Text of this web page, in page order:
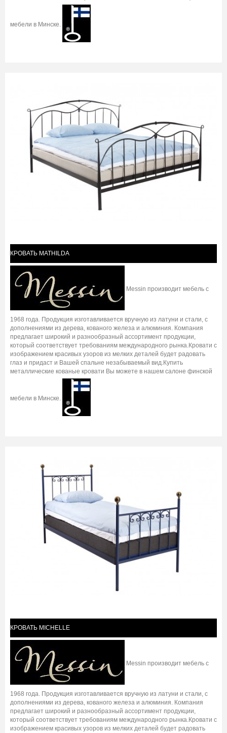
мебели в Минске.
КРОВАТЬ MATHILDA
Messin производит мебель с
1968 года. Продукция изготавливается вручную из латуни и стали, с
дополнениями из дерева, кованого железа и алюминия. Компания
предлагает широкий и разнообразный ассортимент продукции,
который соответствует требованиям международного рынка.Кровати с
изображением красивых узоров из мелких деталей будет радовать
глаз и придаст и Вашей спальне незабываемый вид.Купить
металлические кованые кровати Вы можете в нашем салоне финской
мебели в Минске.
КРОВАТЬ MICHELLE
Messin производит мебель с
1968 года. Продукция изготавливается вручную из латуни и стали, с
дополнениями из дерева, кованого железа и алюминия. Компания
предлагает широкий и разнообразный ассортимент продукции,
который соответствует требованиям международного рынка.Кровати с
изображением красивых узоров из мелких деталей будет радовать